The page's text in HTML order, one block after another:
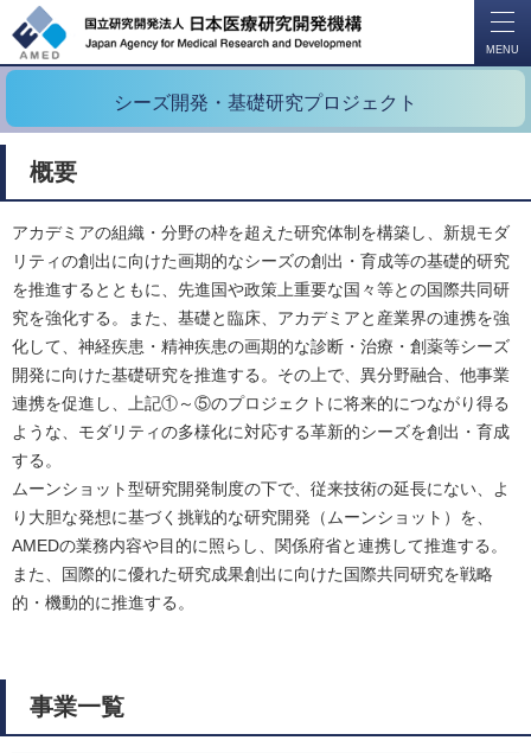
MENU
シーズ開発・基礎研究プロジェクト
概要
アカデミアの組織・分野の枠を超えた研究体制を構築し、新規モダ
リティの創出に向けた画期的なシーズの創出・育成等の基礎的研究
を推進するとともに、先進国や政策上重要な国々等との国際共同研
究を強化する。また、基礎と臨床、アカデミアと産業界の連携を強
化して、神経疾患・精神疾患の画期的な診断・治療・創薬等シーズ
開発に向けた基礎研究を推進する。その上で、異分野融合、他事業
連携を促進し、上記①～⑤のプロジェクトに将来的につながり得る
ような、モダリティの多様化に対応する革新的シーズを創出・育成
する。
ムーンショット型研究開発制度の下で、従来技術の延長にない、よ
り大胆な発想に基づく挑戦的な研究開発（ムーンショット）を、
AMEDの業務内容や目的に照らし、関係府省と連携して推進する。
また、国際的に優れた研究成果創出に向けた国際共同研究を戦略
的・機動的に推進する。
事業一覧